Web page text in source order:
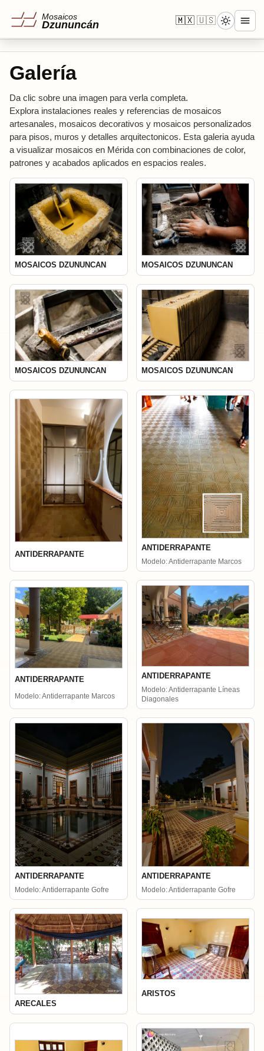
🇲🇽 🇺🇸
Galería
Da clic sobre una imagen para verla completa.
Explora instalaciones reales y referencias de mosaicos
artesanales, mosaicos decorativos y mosaicos personalizados
para pisos, muros y detalles arquitectonicos. Esta galeria ayuda
a visualizar mosaicos en Mérida con combinaciones de color,
patrones y acabados aplicados en espacios reales.
MOSAICOS DZUNUNCAN MOSAICOS DZUNUNCAN
MOSAICOS DZUNUNCAN MOSAICOS DZUNUNCAN
ANTIDERRAPANTE
ANTIDERRAPANTE
Modelo: Antiderrapante Marcos
ANTIDERRAPANTE
Modelo: Antiderrapante Marcos
ANTIDERRAPANTE
Modelo: Antiderrapante Líneas
Diagonales
ANTIDERRAPANTE
Modelo: Antiderrapante Gofre
ANTIDERRAPANTE
Modelo: Antiderrapante Gofre
ARECALES
ARISTOS